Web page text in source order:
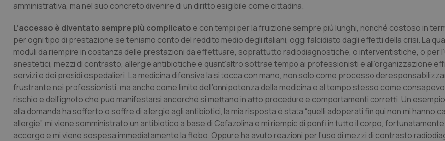
amministrativa, ma nel suo concreto divenire di un diritto esigibile come cittadina.
L’accesso è diventato sempre più complicato e con tempi per la fruizione sempre più lunghi, nonché costoso in
per ogni tipo di prestazione se teniamo conto del reddito medio degli italiani, oggi falcidiato dagli effetti della crisi. La
moduli da riempire in costanza delle prestazioni da effettuare, soprattutto radiodiagnostiche, o interventistiche, o per
anestetici, mezzi di contrasto, allergie antibiotiche e quant’altro sottrae tempo ai professionisti e all’organizzazione
servizi e dei presidi ospedalieri. La medicina difensiva la si tocca con mano, non solo come processo
frustrante nei professionisti, ma anche come limite dell’onnipotenza della medicina e al tempo stesso come
rischio e dell’ignoto che può manifestarsi ancorchè si mettano in atto procedure e comportamenti corretti. Un
alla domanda ha sofferto o soffre di allergie agli antibiotici, la mia risposta è stata “quelli adoperati fin qui non mi hanno
allergie”, mi viene somministrato un antibiotico a base di Cefazolina e mi riempio di ponfi in tutto il corpo,
accorgo e mi viene sospesa immediatamente la flebo. Oppure ha avuto reazioni per l’uso di mezzi di contrasto